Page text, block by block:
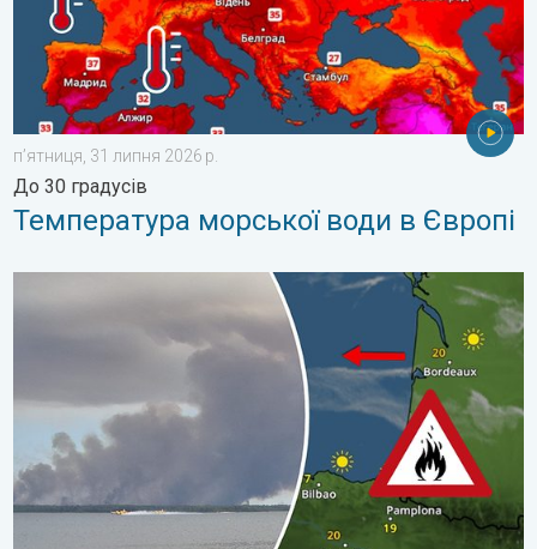
пʼятниця, 31 липня 2026 р.
До 30 градусів
Температура морської води в Європі
Лісові пожежі виходять з-під контролю. Іспанія та